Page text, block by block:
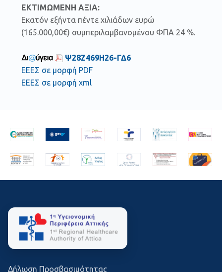
ΕΚΤΙΜΩΜΕΝΗ ΑΞΙΑ:
Εκατόν εξήντα πέντε χιλιάδων ευρώ
(165.000,00€) συμπεριλαμβανομένου ΦΠΑ 24 %.
Ψ28Ζ469Η26-ΓΔ6
ΕΕΕΣ σε μορφή PDF
ΕΕΕΣ σε μορφή xml
Δήλωση Προσβασιμότητας